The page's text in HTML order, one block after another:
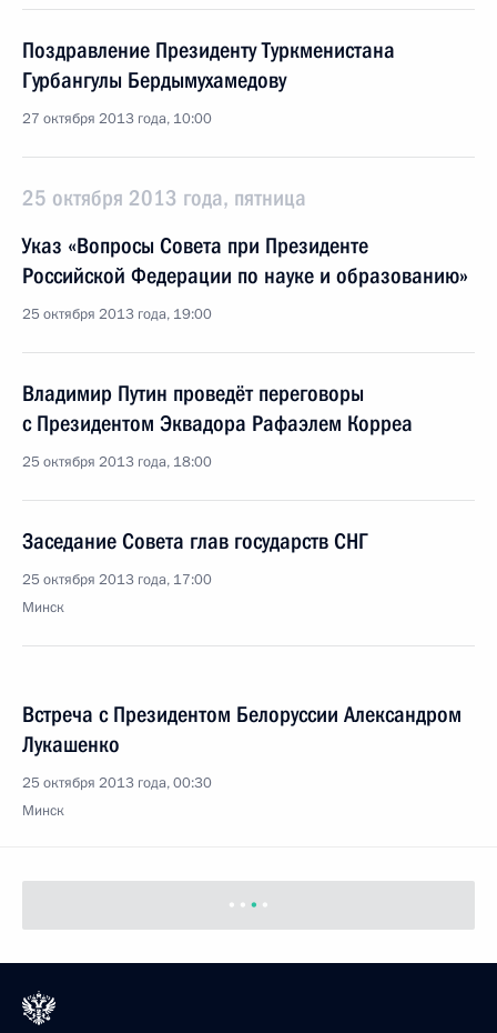
Поздравление Президенту Туркменистана
Гурбангулы Бердымухамедову
27 октября 2013 года, 10:00
25 октября 2013 года, пятница
Указ «Вопросы Совета при Президенте
Российской Федерации по науке и образованию»
25 октября 2013 года, 19:00
Владимир Путин проведёт переговоры
с Президентом Эквадора Рафаэлем Корреа
25 октября 2013 года, 18:00
Заседание Совета глав государств СНГ
25 октября 2013 года, 17:00
Минск
Встреча с Президентом Белоруссии Александром
Лукашенко
25 октября 2013 года, 00:30
Минск